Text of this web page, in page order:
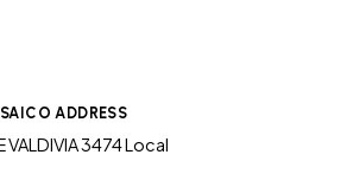
ADDRESS
VALDIVIA 3474 Local